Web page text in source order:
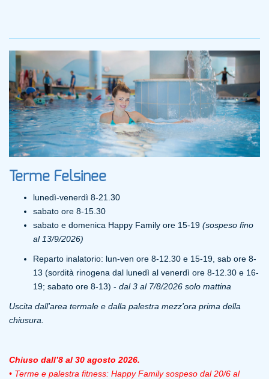
Terme Felsinee
lunedì-venerdì 8-21.30
sabato ore 8-15.30
sabato e domenica Happy Family ore 15-19 (sospeso fino
al 13/9/2026)
Reparto inalatorio: lun-ven ore 8-12.30 e 15-19, sab ore 8-
13 (sordità rinogena dal lunedì al venerdì ore 8-12.30 e 16-
19; sabato ore 8-13) - dal 3 al 7/8/2026 solo mattina
Uscita dall'area termale e dalla palestra mezz'ora prima della
chiusura.
Chiuso dall’8 al 30 agosto 2026.
• Terme e palestra fitness: Happy Family sospeso dal 20/6 al